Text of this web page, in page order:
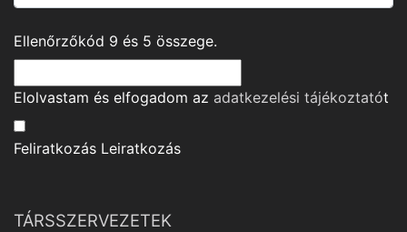
Ellenőrzőkód 9 és 5 összege.
Elolvastam és elfogadom az adatkezelési tájékoztatót
Feliratkozás Leiratkozás
TÁRSSZERVEZETEK